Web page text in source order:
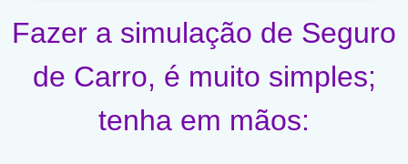
Fazer a simulação de Seguro
de Carro, é muito simples;
tenha em mãos: